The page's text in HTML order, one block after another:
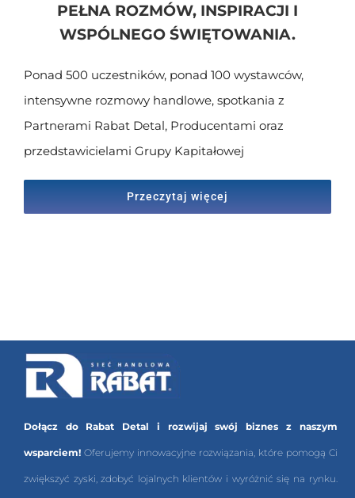
PEŁNA ROZMÓW, INSPIRACJI I
WSPÓLNEGO ŚWIĘTOWANIA.
Ponad 500 uczestników, ponad 100 wystawców,
intensywne rozmowy handlowe, spotkania z
Partnerami Rabat Detal, Producentami oraz
przedstawicielami Grupy Kapitałowej
Przeczytaj więcej
Dołącz do Rabat Detal i rozwijaj swój biznes z naszym
wsparciem! Oferujemy innowacyjne rozwiązania, które pomogą Ci
zwiększyć zyski, zdobyć lojalnych klientów i wyróżnić się na rynku.